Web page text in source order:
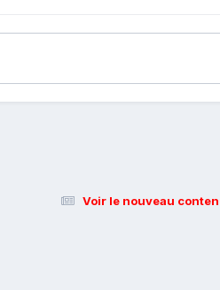
Voir le nouveau